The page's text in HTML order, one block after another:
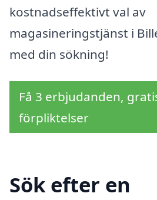
kostnadseffektivt val av
magasineringstjänst i
med din sökning!
Få 3 erbjudanden,
förpliktelser
Sök efter en